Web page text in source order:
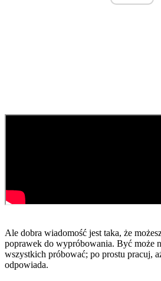
Ale dobra wiadomość jest taka, że
poprawek do wypróbowania. Być może
wszystkich próbować; po prostu pracuj,
odpowiada.